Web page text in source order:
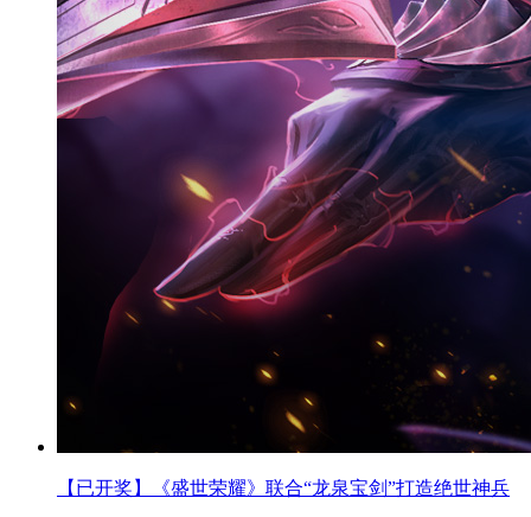
【已开奖】《盛世荣耀》联合“龙泉宝剑”打造绝世神兵